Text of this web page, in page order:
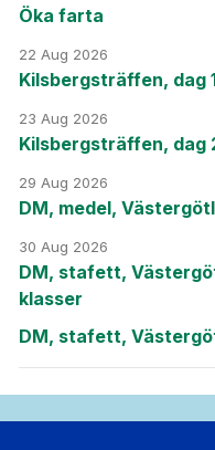
Öka farta
22 Aug 2026
Kilsbergsträffen, dag
23 Aug 2026
Kilsbergsträffen, dag
29 Aug 2026
DM, medel,
30 Aug 2026
DM, stafett,
klasser
DM, stafett,